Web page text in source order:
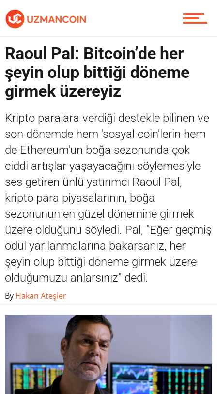
Contact / İletişim
Raoul Pal: Bitcoin’de her
şeyin olup bittiği döneme
girmek üzereyiz
Kripto paralara verdiği destekle bilinen ve
son dönemde hem 'sosyal coin'lerin hem
de Ethereum'un boğa sezonunda çok
ciddi artışlar yaşayacağını söylemesiyle
ses getiren ünlü yatırımcı Raoul Pal,
kripto para piyasalarının, boğa
sezonunun en güzel dönemine girmek
üzere olduğunu söyledi. Pal, "Eğer geçmiş
ödül yarılanmalarına bakarsanız, her
şeyin olup bittiği döneme girmek üzere
olduğumuzu anlarsınız" dedi.
By Hakan Ateşler